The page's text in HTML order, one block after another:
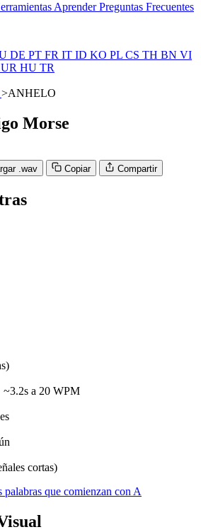
AprenderPreguntas Frecuentes
DE PT FR IT ID KO PL CS TH BN VI
UR HU TR
>ANHELO
Morse
.wav Copiar Compartir
~3.2s a 20 WPM
cortas)
palabras que comienzan con A